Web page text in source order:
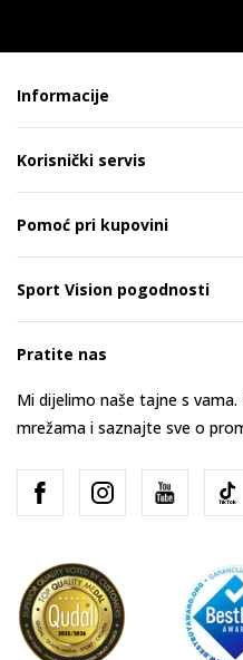
Informacije
Korisnički servis
Pomoć pri kupovini
Sport Vision pogodnosti
Pratite nas
Mi dijelimo naše tajne s
mrežama i saznajte sve o